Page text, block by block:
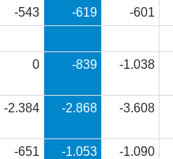
-543 -619
-601
0 -839 -1.038
-2.384 -2.868 -3.608
-651 -1.053
-1.090